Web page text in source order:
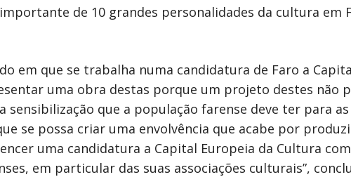
de 10 grandes personalidades da cultura em
em que se trabalha numa candidatura de Faro a
uma obra destas porque um projeto destes não
que a população farense deve ter para
se possa criar uma envolvência que acabe por
uma candidatura a Capital Europeia da Cultura
em particular das suas associações culturais”,